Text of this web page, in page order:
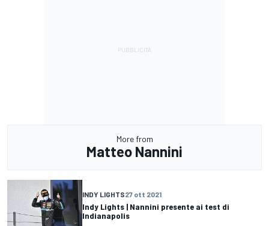
More from
Matteo Nannini
INDY LIGHTS27 ott 2021
Indy Lights | Nannini presente ai test di
Indianapolis